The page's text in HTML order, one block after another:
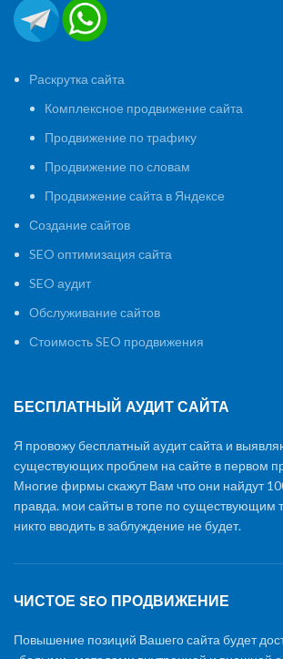
Раскрутка сайта
Комплексное продвижение сайта
Продвижение по трафику
Продвижение по словам
Продвижение сайта в Яндексе
Создание сайтов
SEO оптимизация сайта
SEO аудит
Обслуживание сайтов
Стоимость SEO продвижения
БЕСПЛАТНЫЙ АУДИТ САЙТА
Я провожу бесплатный аудит сайта и
существующих проблем на сайте в первом
Многие фирмы скажут Вам что они найдут
правда. мои сайты в топе по существующим
никто вводить в заблуждение не будет.
ЧИСТОЕ SEO ПРОДВИЖЕНИЕ
Повышение позиций Вашего сайта будет